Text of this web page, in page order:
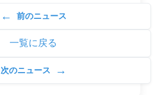
← 前のニュース
一覧に戻る
次のニュース →